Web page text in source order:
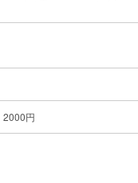
2000円